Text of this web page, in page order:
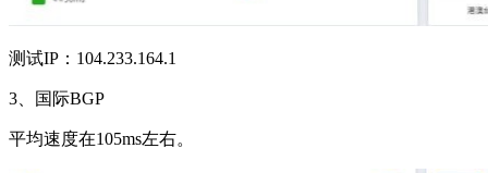
测试IP：104.233.164.1
3、国际BGP
平均速度在105ms左右。